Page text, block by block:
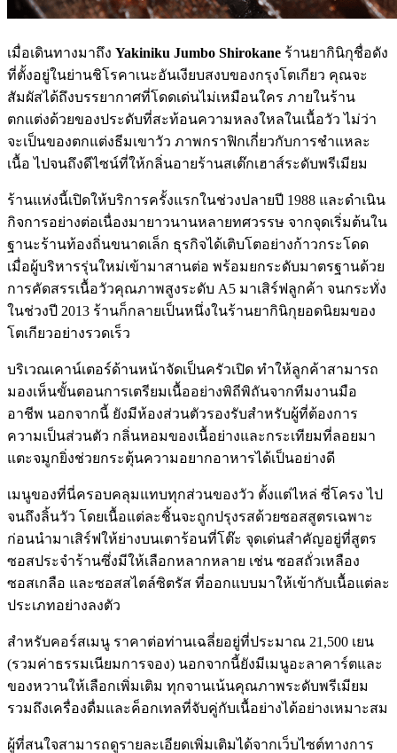
เมื่อเดินทางมาถึง Yakiniku Jumbo Shirokane ร้านยากินิกุชื่อดัง
ที่ตั้งอยู่ในย่านชิโรคาเนะอันเงียบสงบของกรุงโตเกียว คุณจะ
สัมผัสได้ถึงบรรยากาศที่โดดเด่นไม่เหมือนใคร ภายในร้าน
ตกแต่งด้วยของประดับที่สะท้อนความหลงใหลในเนื้อวัว ไม่ว่า
จะเป็นของตกแต่งธีมเขาวัว ภาพกราฟิกเกี่ยวกับการชำแหละ
เนื้อ ไปจนถึงดีไซน์ที่ให้กลิ่นอายร้านสเต๊กเฮาส์ระดับพรีเมียม
ร้านแห่งนี้เปิดให้บริการครั้งแรกในช่วงปลายปี 1988 และดำเนิน
กิจการอย่างต่อเนื่องมายาวนานหลายทศวรรษ จากจุดเริ่มต้นใน
ฐานะร้านท้องถิ่นขนาดเล็ก ธุรกิจได้เติบโตอย่างก้าวกระโดด
เมื่อผู้บริหารรุ่นใหม่เข้ามาสานต่อ พร้อมยกระดับมาตรฐานด้วย
การคัดสรรเนื้อวัวคุณภาพสูงระดับ A5 มาเสิร์ฟลูกค้า จนกระทั่ง
ในช่วงปี 2013 ร้านก็กลายเป็นหนึ่งในร้านยากินิกุยอดนิยมของ
โตเกียวอย่างรวดเร็ว
บริเวณเคาน์เตอร์ด้านหน้าจัดเป็นครัวเปิด ทำให้ลูกค้าสามารถ
มองเห็นขั้นตอนการเตรียมเนื้ออย่างพิถีพิถันจากทีมงานมือ
อาชีพ นอกจากนี้ ยังมีห้องส่วนตัวรองรับสำหรับผู้ที่ต้องการ
ความเป็นส่วนตัว กลิ่นหอมของเนื้อย่างและกระเทียมที่ลอยมา
แตะจมูกยิ่งช่วยกระตุ้นความอยากอาหารได้เป็นอย่างดี
เมนูของที่นี่ครอบคลุมแทบทุกส่วนของวัว ตั้งแต่ไหล่ ซี่โครง ไป
จนถึงลิ้นวัว โดยเนื้อแต่ละชิ้นจะถูกปรุงรสด้วยซอสสูตรเฉพาะ
ก่อนนำมาเสิร์ฟให้ย่างบนเตาร้อนที่โต๊ะ จุดเด่นสำคัญอยู่ที่สูตร
ซอสประจำร้านซึ่งมีให้เลือกหลากหลาย เช่น ซอสถั่วเหลือง
ซอสเกลือ และซอสสไตล์ซิตรัส ที่ออกแบบมาให้เข้ากับเนื้อแต่ละ
ประเภทอย่างลงตัว
สำหรับคอร์สเมนู ราคาต่อท่านเฉลี่ยอยู่ที่ประมาณ 21,500 เยน
(รวมค่าธรรมเนียมการจอง) นอกจากนี้ยังมีเมนูอะลาคาร์ตและ
ของหวานให้เลือกเพิ่มเติม ทุกจานเน้นคุณภาพระดับพรีเมียม
รวมถึงเครื่องดื่มและค็อกเทลที่จับคู่กับเนื้อย่างได้อย่างเหมาะสม
ผู้ที่สนใจสามารถดูรายละเอียดเพิ่มเติมได้จากเว็บไซต์ทางการ